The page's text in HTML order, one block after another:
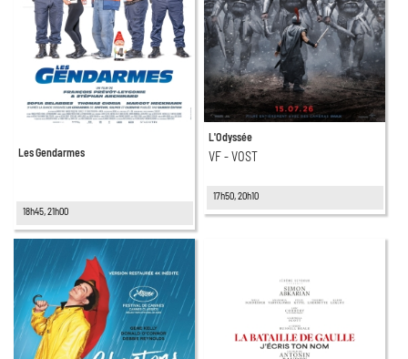
Les Gendarmes
18h45, 21h00
L'Odyssée
VF - VOST
17h50, 20h10